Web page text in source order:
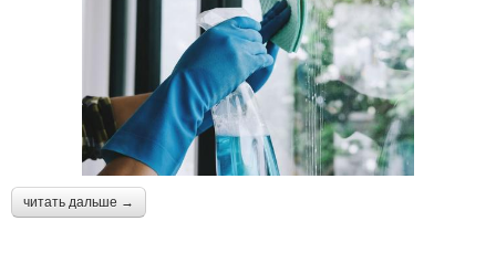
читать дальше →